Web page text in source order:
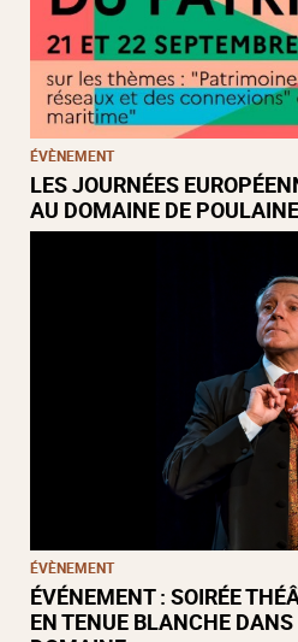
ÉVÈNEMENT
LES JOURNÉES
AU DOMAINE DE
ÉVÈNEMENT
ÉVÉNEMENT : SOIRÉE
EN TENUE BLANCHE